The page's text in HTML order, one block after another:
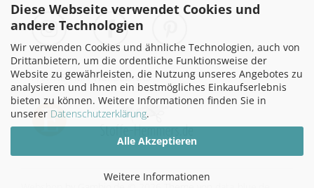
Diese Webseite verwendet Cookies und
andere Technologien
Wir verwenden Cookies und ähnliche Technologien, auch von
Drittanbietern, um die ordentliche Funktionsweise der
Website zu gewährleisten, die Nutzung unseres Angebotes zu
analysieren und Ihnen ein bestmögliches Einkaufserlebnis
bieten zu können. Weitere Informationen finden Sie in
unserer Datenschutzerklärung.
Alle Akzeptieren
Weitere Informationen
PARTNER MIT WERBELINKS